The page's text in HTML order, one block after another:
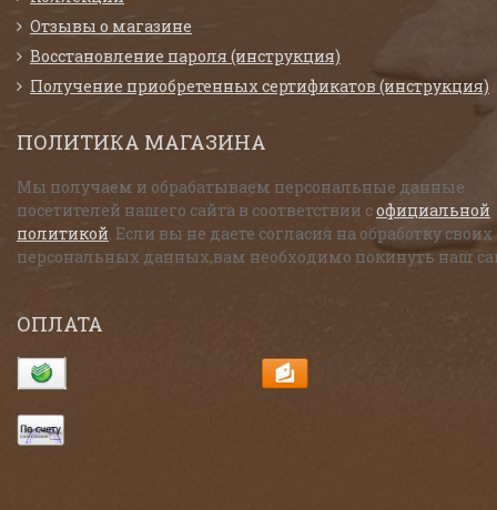
Отзывы о магазине
Восстановление пароля (инструкция)
Получение приобретенных сертификатов (инструкция)
ПОЛИТИКА МАГАЗИНА
Мы получаем и обрабатываем персональные данные
посетителей нашего сайта в соответствии софициальной
политикой. Если вы не даете согласия на обработку своих
персональных данных,вам необходимо покинуть наш
ОПЛАТА